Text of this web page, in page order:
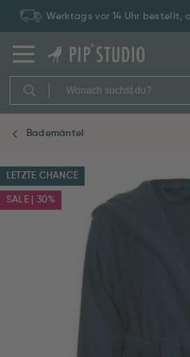
Werktags vor 14 Uhr bestellt,
Bademäntel
LETZTE CHANCE
SALE | 30%